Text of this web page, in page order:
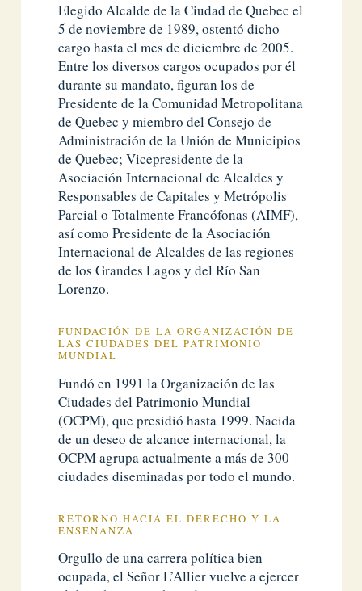
Elegido Alcalde de la Ciudad de Quebec el
5 de noviembre de 1989, ostentó dicho
cargo hasta el mes de diciembre de 2005.
Entre los diversos cargos ocupados por él
durante su mandato, figuran los de
Presidente de la Comunidad Metropolitana
de Quebec y miembro del Consejo de
Administración de la Unión de Municipios
de Quebec; Vicepresidente de la
Asociación Internacional de Alcaldes y
Responsables de Capitales y Metrópolis
Parcial o Totalmente Francófonas (AIMF),
así como Presidente de la Asociación
Internacional de Alcaldes de las regiones
de los Grandes Lagos y del Río San
Lorenzo.
FUNDACIÓN DE LA ORGANIZACIÓN DE
LAS CIUDADES DEL PATRIMONIO
MUNDIAL
Fundó en 1991 la Organización de las
Ciudades del Patrimonio Mundial
(OCPM), que presidió hasta 1999. Nacida
de un deseo de alcance internacional, la
OCPM agrupa actualmente a más de 300
ciudades diseminadas por todo el mundo.
RETORNO HACIA EL DERECHO Y LA
ENSEÑANZA
Orgullo de una carrera política bien
ocupada, el Señor L’Allier vuelve a ejercer